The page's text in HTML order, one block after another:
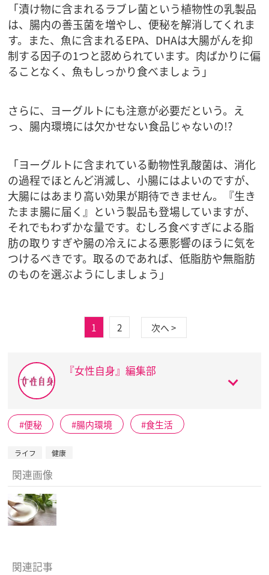
「漬け物に含まれるラブレ菌という植物性の乳製品
は、腸内の善玉菌を増やし、便秘を解消してくれま
す。また、魚に含まれるEPA、DHAは大腸がんを抑
制する因子の1つと認められています。肉ばかりに偏
ることなく、魚もしっかり食べましょう」
さらに、ヨーグルトにも注意が必要だという。え
っ、腸内環境には欠かせない食品じゃないの!?
「ヨーグルトに含まれている動物性乳酸菌は、消化
の過程でほとんど消滅し、小腸にはよいのですが、
大腸にはあまり高い効果が期待できません。『生き
たまま腸に届く』という製品も登場していますが、
それでもわずかな量です。むしろ食べすぎによる脂
肪の取りすぎや腸の冷えによる悪影響のほうに気を
つけるべきです。取るのであれば、低脂肪や無脂肪
のものを選ぶようにしましょう」
1 2 次へ >
『女性自身』編集部
便秘 腸内環境 食生活
ライフ 健康
関連画像
関連記事